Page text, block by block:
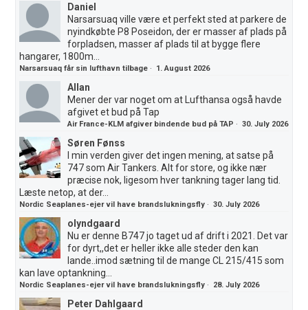
Daniel
Narsarsuaq ville være et perfekt sted at parkere de
nyindkøbte P8 Poseidon, der er masser af plads på
forpladsen, masser af plads til at bygge flere
hangarer, 1800m...
Narsarsuaq får sin lufthavn tilbage · 1. August 2026
Allan
Mener der var noget om at Lufthansa også havde
afgivet et bud på Tap
Air France-KLM afgiver bindende bud på TAP ·30. July 2026
Søren Fønss
I min verden giver det ingen mening, at satse på
747 som Air Tankers. Alt for store, og ikke nær
præcise nok, ligesom hver tankning tager lang tid.
Læste netop, at der...
Nordic Seaplanes-ejer vil have brandslukningsfly ·30. July 2026
olyndgaard
Nu er denne B747 jo taget ud af drift i 2021. Det var
for dyrt,,det er heller ikke alle steder den kan
lande..imod sætning til de mange CL 215/415 som
kan lave optankning...
Nordic Seaplanes-ejer vil have brandslukningsfly · 28. July 2026
Peter Dahlgaard